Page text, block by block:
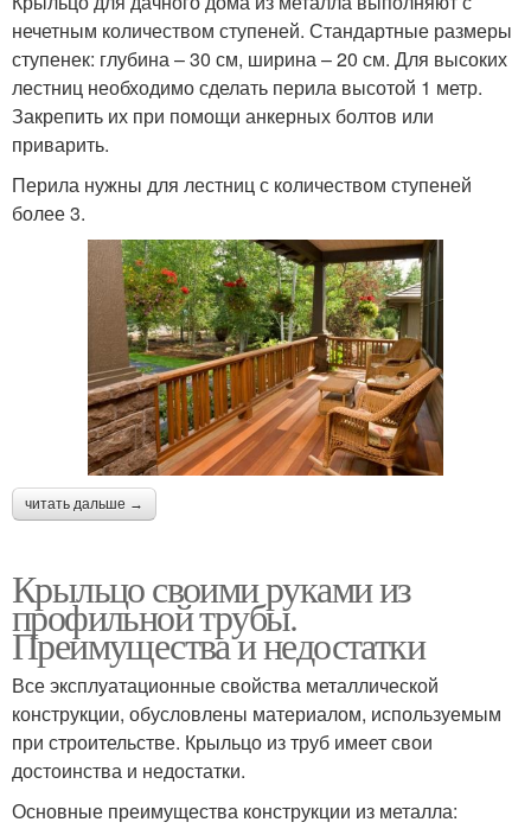
нечетным количеством ступеней. Стандартные размеры
ступенек: глубина – 30 см, ширина – 20 см. Для высоких
лестниц необходимо сделать перила высотой 1 метр.
Закрепить их при помощи анкерных болтов или
приварить.
Перила нужны для лестниц с количеством ступеней
более 3.
читать дальше →
Крыльцо своими руками из
профильной трубы.
Преимущества и недостатки
Все эксплуатационные свойства металлической
конструкции, обусловлены материалом, используемым
при строительстве. Крыльцо из труб имеет свои
достоинства и недостатки.
Основные преимущества конструкции из металла: